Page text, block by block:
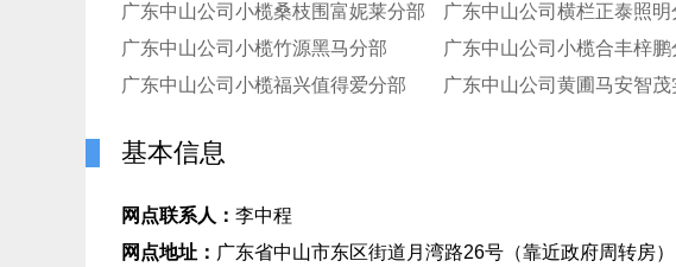
广东中山公司小榄桑枝围富妮莱分部
广东中山公司横栏正泰照明
广东中山公司小榄竹源黑马分部
广东中山公司小榄合丰梓鹏
广东中山公司小榄福兴值得爱分部
广东中山公司黄圃马安智茂
基本信息
网点联系人： 李中程
网点地址： 广东省中山市东区街道月湾路26号（靠近政府周转房）